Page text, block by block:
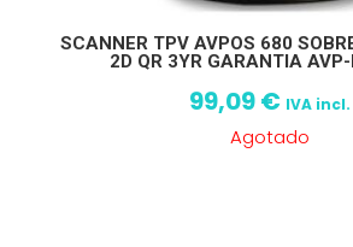
SCANNER TPV AVPOS 680
2D QR 3YR GARANTIA
99,09€ IVA incl.
Agotado